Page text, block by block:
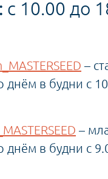
с 10.00 до
–
днём в будни с
–
днём в будни с